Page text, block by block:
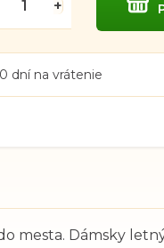
dní na vrátenie
mesta. Dámsky